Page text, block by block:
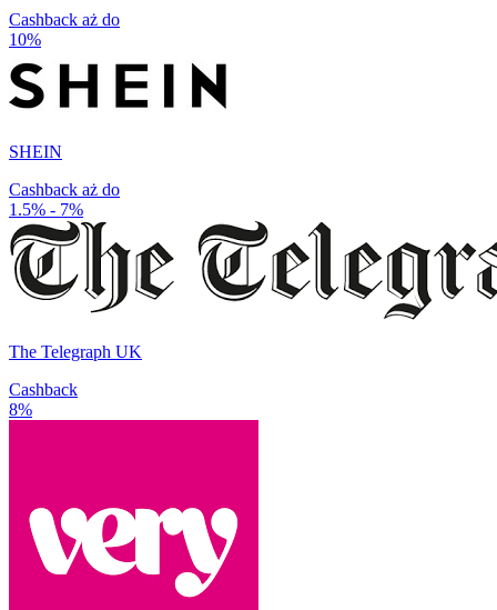
Cashback aż do
10%
SHEIN
Cashback aż do
1.5% - 7%
The Telegraph UK
Cashback
8%